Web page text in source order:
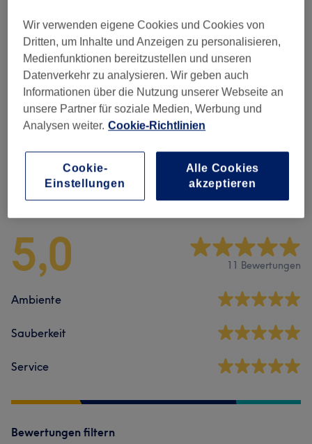
Women - Diodenlaser (28) ab 30 €
Women - Packages - Diodenlaser (7) ab 100 €
Men - Diodenlaser ( 21 )
Men - Packages - Diodenlaser (3)
Salonbewertungen
5,0 11 Bewertungen
Ambiente
Sauberkeit
Service
Bewertungen filtern
Wir verwenden eigene Cookies und Cookies von
Dritten, um Inhalte und Anzeigen zu personalisieren,
Medienfunktionen bereitzustellen und unseren
Datenverkehr zu analysieren. Wir geben auch
Informationen über die Nutzung unserer Webseite an
unsere Partner für soziale Medien, Werbung und
Analysen weiter. Cookie-Richtlinien
Cookie-
Einstellungen
Alle Cookies
akzeptieren